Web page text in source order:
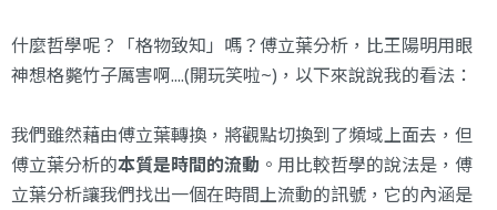
什麼哲學呢？「格物致知」嗎？傅立葉分析，比王陽明用眼
神想格斃竹子厲害啊....(開玩笑啦~)，以下來說說我的看法：
我們雖然藉由傅立葉轉換，將觀點切換到了頻域上面去，但
傅立葉分析的本質是時間的流動 。用比較哲學的說法是，傅
立葉分析讓我們找出一個在時間上流動的訊號，它的內涵是